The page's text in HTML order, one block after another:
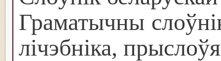
Граматычны
лічэбніка, прыслоўя